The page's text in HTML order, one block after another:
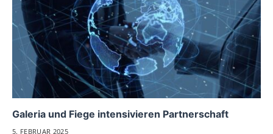
Galeria und Fiege intensivieren Partnerschaft
5. FEBRUAR 2025